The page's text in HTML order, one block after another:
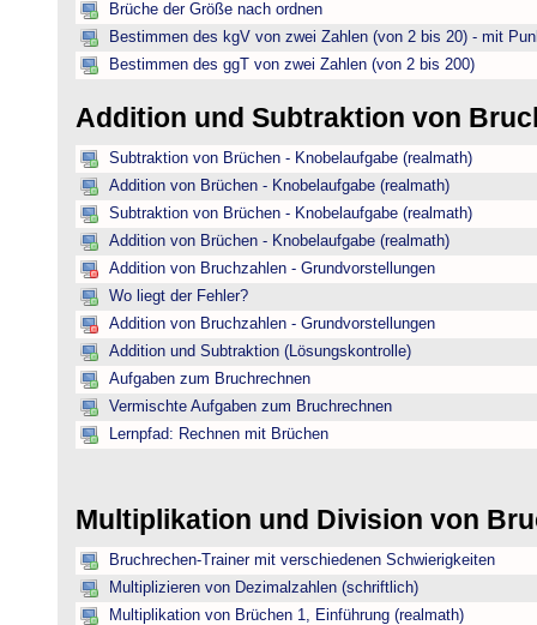
Brüche der Größe nach ordnen
Bestimmen des kgV von zwei Zahlen (von 2 bis 20) - mit
Bestimmen des ggT von zwei Zahlen (von 2 bis 200)
Addition und Subtraktion von
Subtraktion von Brüchen - Knobelaufgabe (realmath)
Addition von Brüchen - Knobelaufgabe (realmath)
Subtraktion von Brüchen - Knobelaufgabe (realmath)
Addition von Brüchen - Knobelaufgabe (realmath)
Addition von Bruchzahlen - Grundvorstellungen
Wo liegt der Fehler?
Addition von Bruchzahlen - Grundvorstellungen
Addition und Subtraktion (Lösungskontrolle)
Aufgaben zum Bruchrechnen
Vermischte Aufgaben zum Bruchrechnen
Lernpfad: Rechnen mit Brüchen
Multiplikation und Division von
Bruchrechen-Trainer mit verschiedenen Schwierigkeiten
Multiplizieren von Dezimalzahlen (schriftlich)
Multiplikation von Brüchen 1, Einführung (realmath)